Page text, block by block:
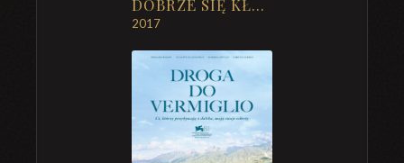
DOBRZE SIĘ KŁAMIE W MIŁYM TOWARZYSTWIE – 10-LECIE PREMIERY
2017